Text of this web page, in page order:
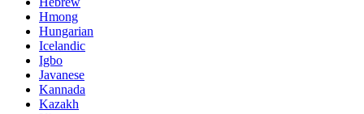
Hmong
Hungarian
Icelandic
Igbo
Javanese
Kannada
Kazakh